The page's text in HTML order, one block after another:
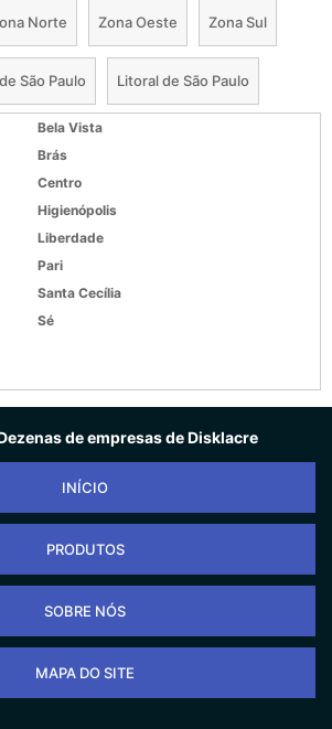
Norte Zona Oeste Zona Sul
São Paulo Litoral de São Paulo
Bela Vista
Brás
Centro
Higienópolis
Liberdade
Pari
Santa Cecília
Sé
de empresas de Disklacre
INÍCIO
PRODUTOS
SOBRE NÓS
MAPA DO SITE